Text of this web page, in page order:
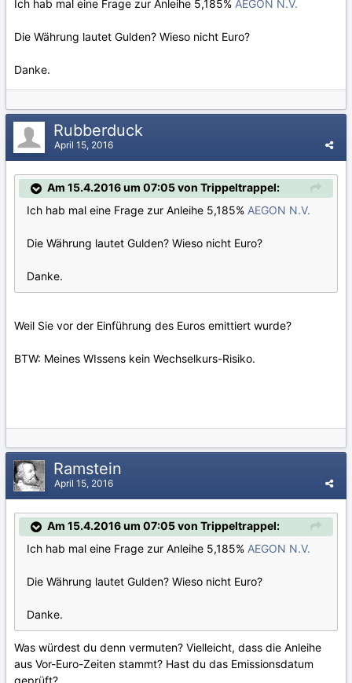
Ich hab mal eine Frage zur Anleihe 5,185% AEGON N.V.
Die Währung lautet Gulden? Wieso nicht Euro?
Danke.
Rubberduck
April 15, 2016
Am 15.4.2016 um 07:05 von Trippeltrappel:
Ich hab mal eine Frage zur Anleihe 5,185% AEGON N.V.
Die Währung lautet Gulden? Wieso nicht Euro?
Danke.
Weil Sie vor der Einführung des Euros emittiert wurde?
BTW: Meines WIssens kein Wechselkurs-Risiko.
Ramstein
April 15, 2016
Am 15.4.2016 um 07:05 von Trippeltrappel:
Ich hab mal eine Frage zur Anleihe 5,185% AEGON N.V.
Die Währung lautet Gulden? Wieso nicht Euro?
Danke.
Was würdest du denn vermuten? Vielleicht, dass die Anleihe
aus Vor-Euro-Zeiten stammt? Hast du das Emissionsdatum
geprüft?